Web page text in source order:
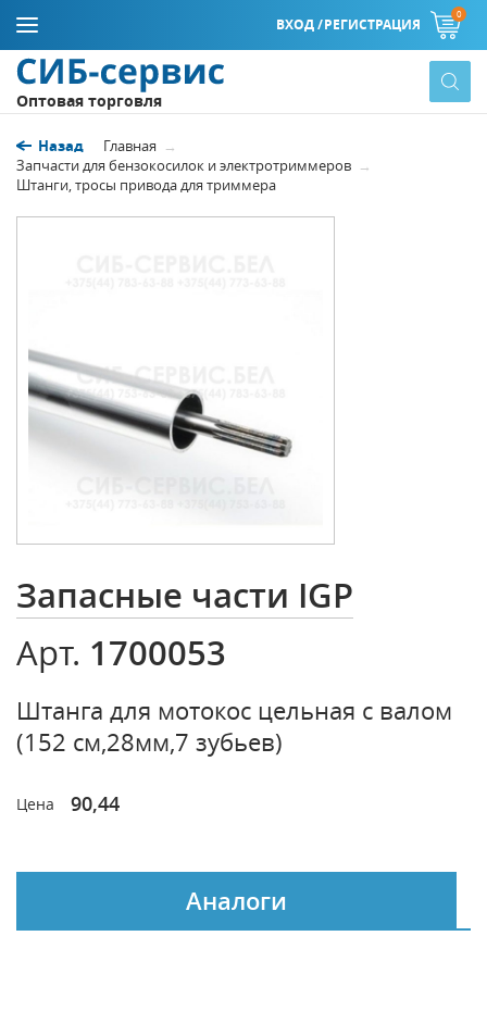
ВХОД /РЕГИСТРАЦИЯ
0
Оптовая торговля
Назад
Главная
Запчасти для бензокосилок и электротриммеров
Штанги, тросы привода для триммера
Запасные части IGP
Арт. 1700053
Штанга для мотокос цельная с валом
(152 см,28мм,7 зубьев)
Цена 90,44
Аналоги